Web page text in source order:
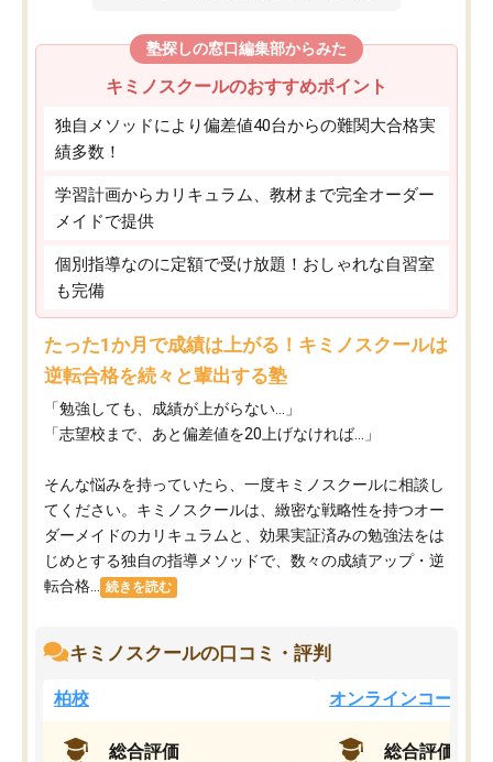
塾探しの窓口編集部からみた
キミノスクールのおすすめポイント
独自メソッドにより偏差値40台からの難関大合格実
績多数！
学習計画からカリキュラム、教材まで完全オーダー
メイドで提供
個別指導なのに定額で受け放題！おしゃれな自習室
も完備
たった1か月で成績は上がる！キミノスクールは
逆転合格を続々と輩出する塾
「勉強しても、成績が上がらない…」
「志望校まで、あと偏差値を20上げなければ…」
そんな悩みを持っていたら、一度キミノスクールに相談し
てください。キミノスクールは、緻密な戦略性を持つオー
ダーメイドのカリキュラムと、効果実証済みの勉強法をは
じめとする独自の指導メソッドで、数々の成績アップ・逆
転合格...
続きを読む
キミノスクールの口コミ・評判
柏校
総合評価
オンラインコース
総合評価